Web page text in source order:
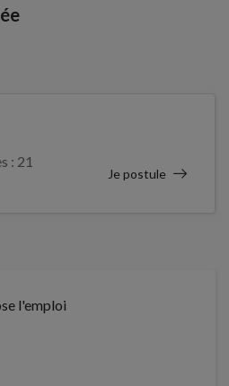
: 21
Je postule
l'emploi